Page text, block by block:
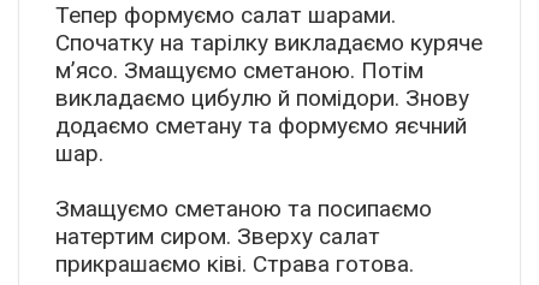
Тепер формуємо салат шарами.
Спочатку на тарілку викладаємо куряче
м’ясо. Змащуємо сметаною. Потім
викладаємо цибулю й помідори. Знову
додаємо сметану та формуємо яєчний
шар.
Змащуємо сметаною та посипаємо
натертим сиром. Зверху салат
прикрашаємо ківі. Страва готова.